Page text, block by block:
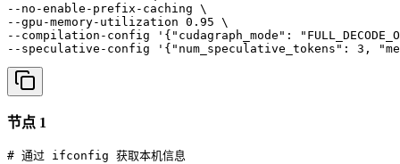
--no-enable-prefix-caching \
--gpu-memory-utilization 0.95 \
--compilation-config '{"cudagraph_mode":
--speculative-config '{"num_speculative_tokens": 3,
节点 1
# 通过 ifconfig 获取本机信息